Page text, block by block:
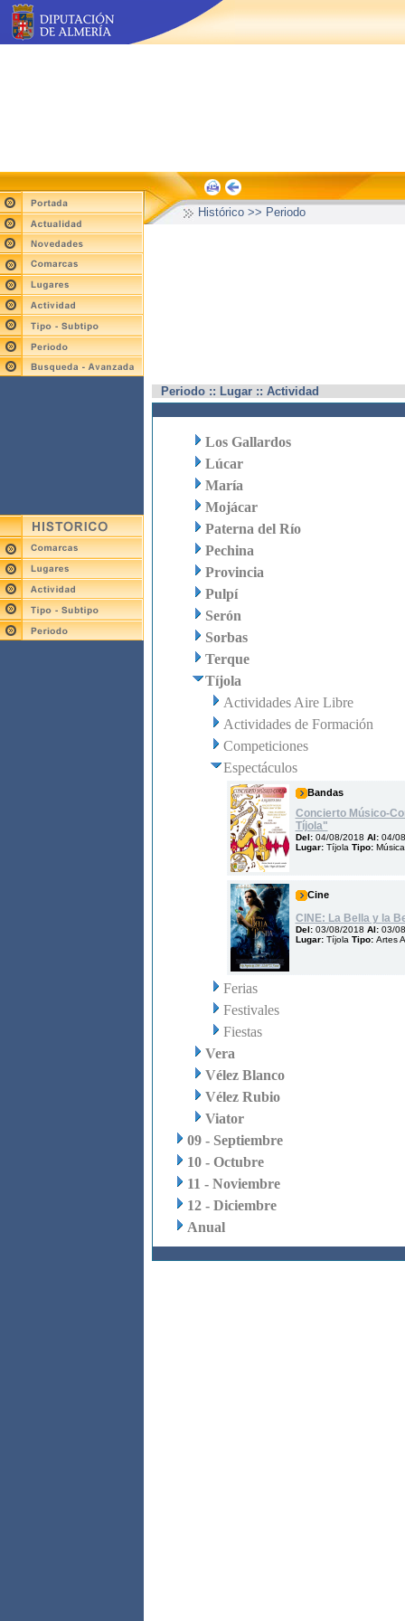
Histórico >> Periodo
Periodo :: Lugar :: Actividad
Los Gallardos
Lúcar
María
Mojácar
Paterna del Río
Pechina
Provincia
Pulpí
Serón
Sorbas
Terque
Tíjola
Actividades Aire Libre
Actividades de Formación
Competiciones
Espectáculos
Bandas
Concierto Músico-
Tíjola"
Del: 04/08/2018 Al: 04/
Lugar: Tíjola Tipo:
Cine
CINE: La Bella y la
Del: 03/08/2018 Al: 03/
Lugar: Tíjola Tipo: Artes
Ferias
Festivales
Fiestas
Vera
Vélez Blanco
Vélez Rubio
Viator
09 - Septiembre
10 - Octubre
11 - Noviembre
12 - Diciembre
Anual